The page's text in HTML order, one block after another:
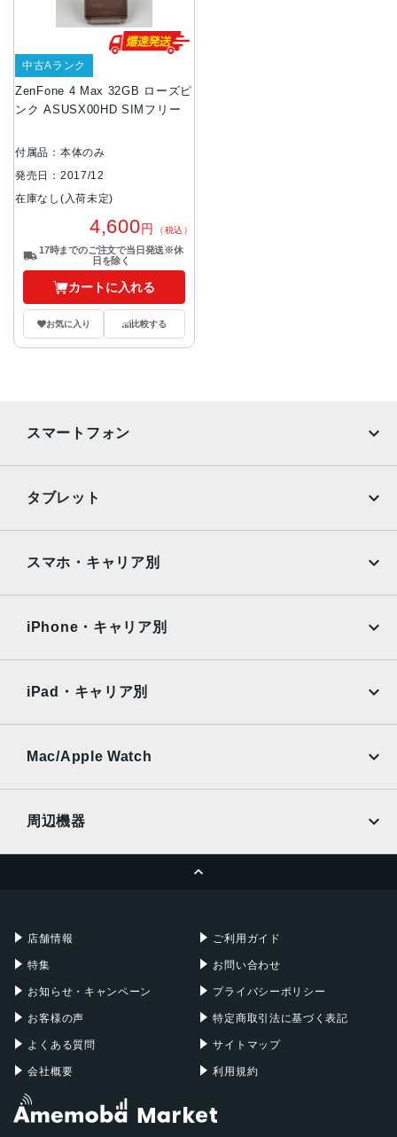
ZenFone 4 Max 32GB ローズピ
ンク ASUSX00HD SIMフリー
中古Aランク
付属品：本体のみ
発売日：2017/12
在庫なし(入荷未定)
4,600円 （税込）
17時までのご注文で当日発送※休
日を除く
カートに入れる
お気に入り 比較する
スマートフォン
AQUOS
OPPO Android
タブレット
Surface
Xiaomi Tablet
スマホ・キャリア別
Ymobile
UQmobile
iPhone・キャリア別
Ymobile
UQmobile
iPad・キャリア別
Mac/Apple Watch
周辺機器
店舗情報
特集
お知らせ・キャンペーン
お客様の声
よくある質問
会社概要
ご利用ガイド
お問い合わせ
プライバシーポリシー
特定商取引法に基づく表記
サイトマップ
利用規約